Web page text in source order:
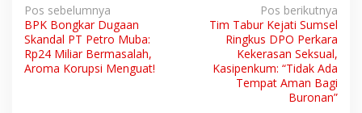
N
a
v
Pos sebelumnya
BPK Bongkar Dugaan
Skandal PT Petro Muba:
Rp24 Miliar Bermasalah,
Aroma Korupsi Menguat!
Pos berikutnya
Tim Tabur Kejati Sumsel
Ringkus DPO Perkara
Kekerasan Seksual,
Kasipenkum: “Tidak Ada
Tempat Aman Bagi
Buronan”